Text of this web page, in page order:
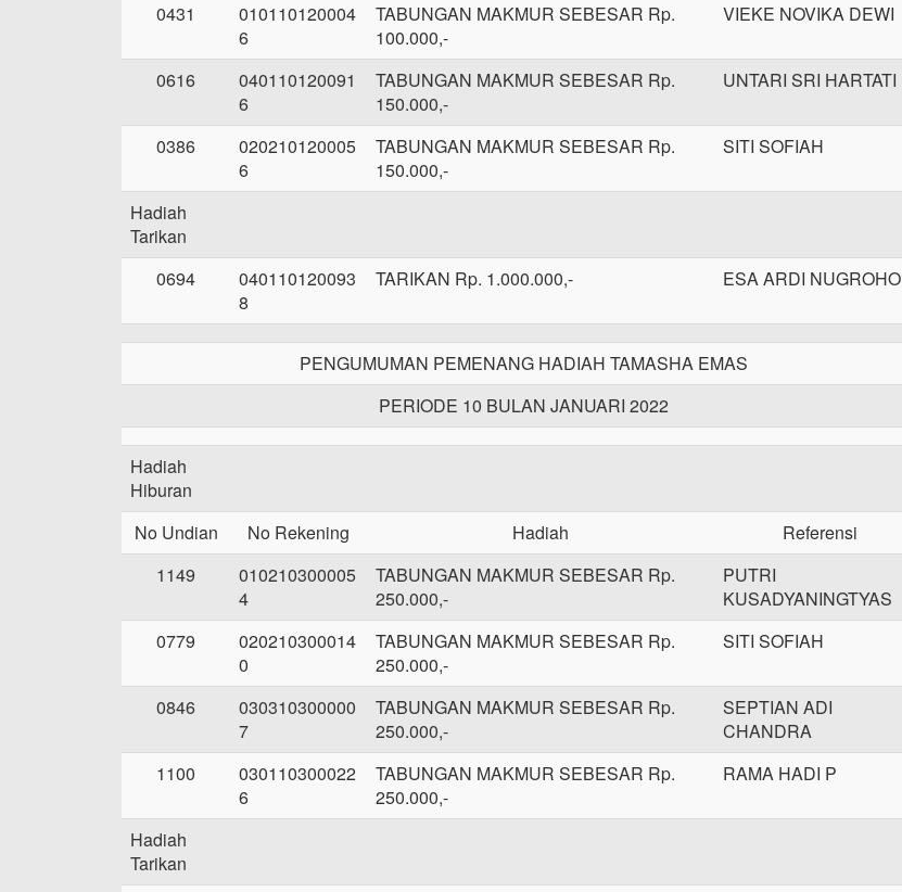
0431
010110120004
6
TABUNGAN MAKMUR SEBESAR Rp.
100.000,-
VIEKE NOVIKA DEWI
0616
040110120091
6
TABUNGAN MAKMUR SEBESAR Rp.
150.000,-
UNTARI SRI HARTATI
0386
020210120005
6
TABUNGAN MAKMUR SEBESAR Rp.
150.000,-
SITI SOFIAH
Hadiah
Tarikan
0694
040110120093
8
TARIKAN Rp. 1.000.000,- ESA ARDI NUGROHO
PENGUMUMAN PEMENANG HADIAH TAMASHA EMAS
PERIODE 10 BULAN JANUARI 2022
Hadiah
Hiburan
No Undian
No Rekening Hadiah
Referensi
1149
010210300005
4
TABUNGAN MAKMUR SEBESAR Rp.
250.000,-
PUTRI
KUSADYANINGTYAS
0779
020210300014
0
TABUNGAN MAKMUR SEBESAR Rp.
250.000,-
SITI SOFIAH
0846
030310300000
7
TABUNGAN MAKMUR SEBESAR Rp.
250.000,-
SEPTIAN ADI
CHANDRA
1100
030110300022
6
TABUNGAN MAKMUR SEBESAR Rp.
250.000,-
RAMA HADI P
Hadiah
Tarikan